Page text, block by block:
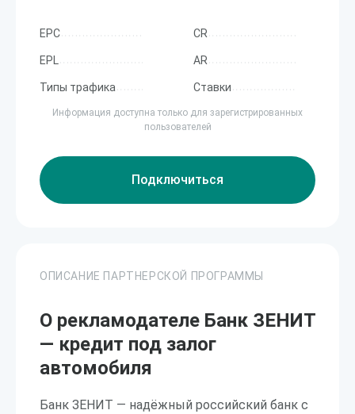
EPC CR
EPL AR
Типы трафика Ставки
Информация доступна только для зарегистрированных
пользователей
Подключиться
ОПИСАНИЕ ПАРТНЕРСКОЙ ПРОГРАММЫ
О рекламодателе Банк ЗЕНИТ
— кредит под залог
автомобиля
Банк ЗЕНИТ — надёжный российский банк с